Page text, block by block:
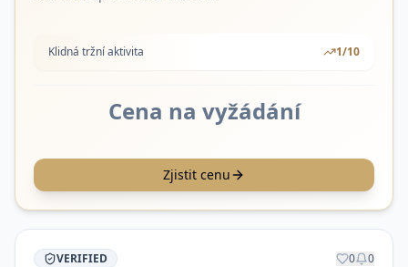
Klidná tržní aktivita 1/10
Cena na vyžádání
Zjistit cenu
VERIFIED 0 0